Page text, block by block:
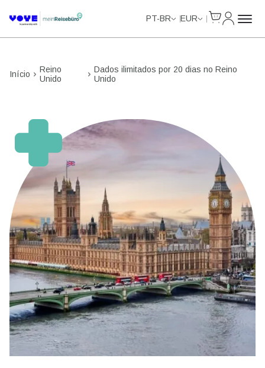
PT-BR EUR
Início
Reino
Unido
Dados ilimitados por 20 dias no Reino
Unido